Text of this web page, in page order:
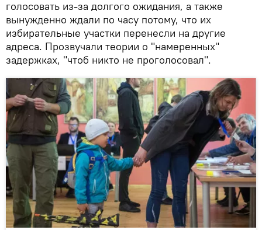
голосовать из-за долгого ожидания, а также
вынужденно ждали по часу потому, что их
избирательные участки перенесли на другие
адреса. Прозвучали теории о "намеренных"
задержках, "чтоб никто не проголосовал".